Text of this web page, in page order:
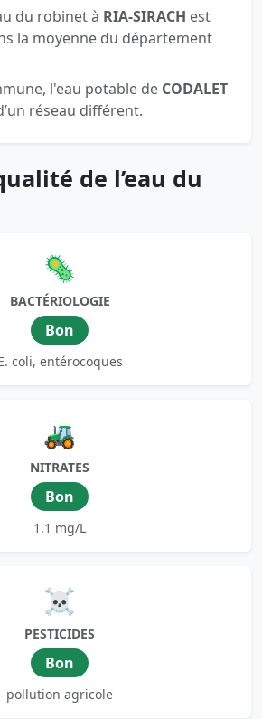
du robinet à RIA-SIRACH est
la moyenne du département
l'eau potable de CODALET
réseau différent.
de l’eau du
🦠
BACTÉRIOLOGIE
Bon
coli, entérocoques
🚜
NITRATES
Bon
1.1 mg/L
☠️
PESTICIDES
Bon
pollution agricole